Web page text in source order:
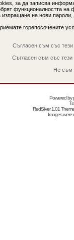
за да записва
функционалността
изпращане на нови
горепосочените
Съгласен съм със
Съгласен съм със
Не съм
Powered by
RedSilver 1.01
Images were